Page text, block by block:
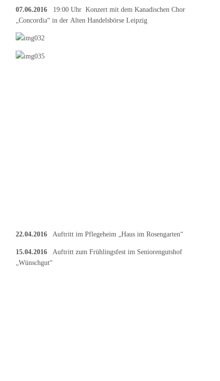
07.06.2016 19:00 Uhr Konzert mit dem Kanadischen Chor
„Concordia“ in der Alten Handelsbörse Leipzig
22.04.2016 Auftritt im Pflegeheim „Haus im Rosengarten“
15.04.2016 Auftritt zum Frühlingsfest im Seniorengutshof
„Wünschgut“